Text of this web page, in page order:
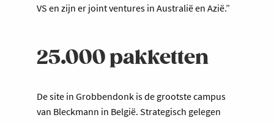
VS en zijn er joint ventures in Australië en Azië.”
25.000 pakketten
De site in Grobbendonk is de grootste campus
van Bleckmann in België. Strategisch gelegen